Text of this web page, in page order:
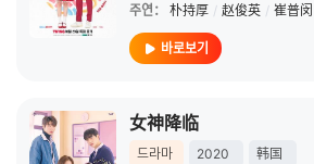
주연：
朴持厚 / 赵俊英 / 崔普闵
바로보기
女神降临
드라마 2020
韩国